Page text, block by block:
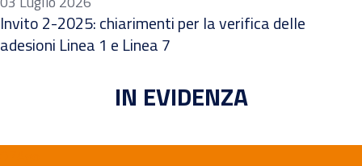
Invito 2-2025: chiarimenti per la verifica delle
adesioni Linea 1 e Linea 7
IN EVIDENZA